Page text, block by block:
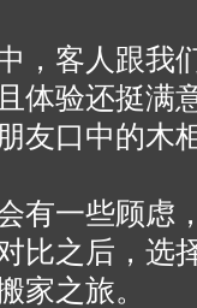
，客人跟我
体验还挺满
友口中的木
有一些顾虑
比之后，选
家之旅。